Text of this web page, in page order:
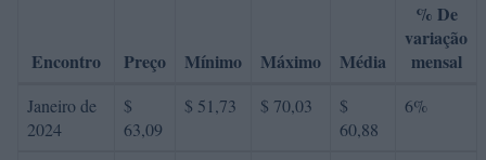
Encontro Preço Mínimo Máximo Média
% De
variação
mensal
Janeiro de
2024
$
63,09
$ 51,73 $ 70,03
$
60,88
6%